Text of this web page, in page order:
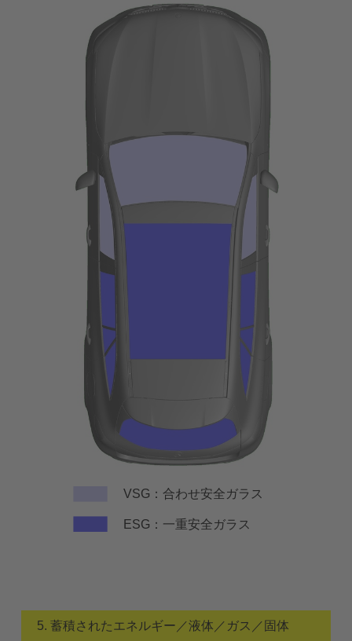
VSG：合わせ安全ガラス
ESG：一重安全ガラス
5. 蓄積されたエネルギー／液体／ガス／固体